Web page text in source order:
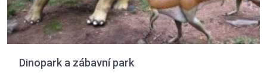
Dinopark a zábavní park